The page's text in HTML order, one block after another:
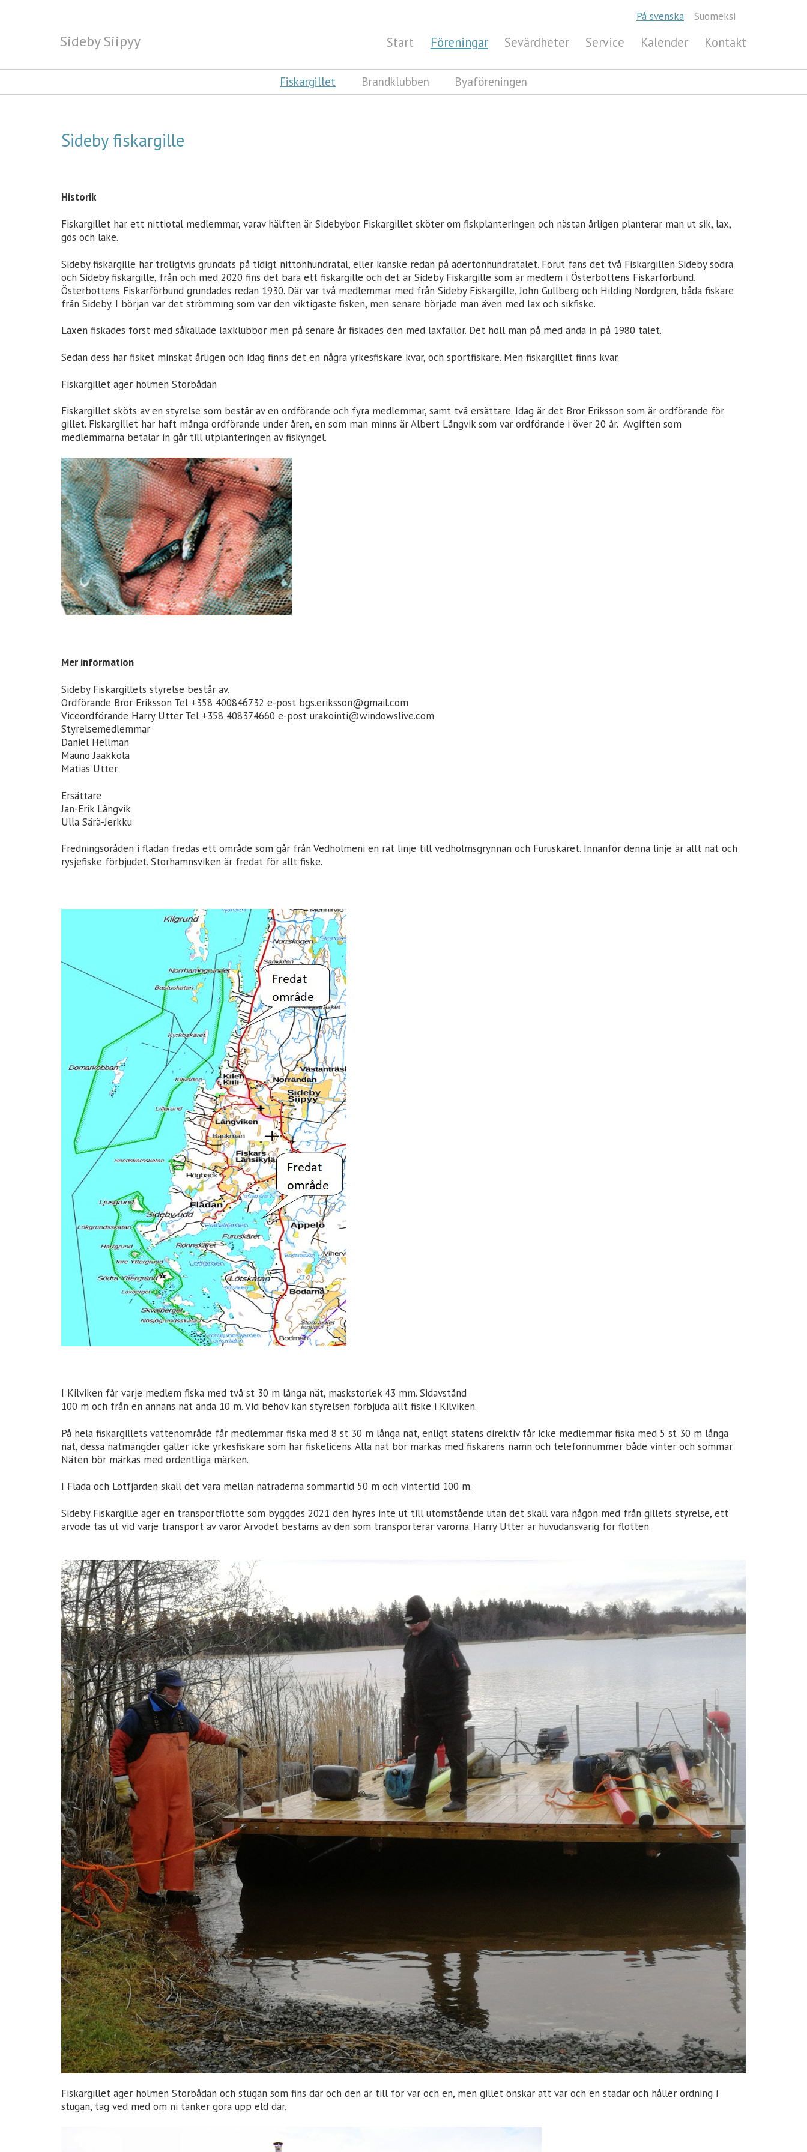
Sideby Siipyy
På svenska Suomeksi
Start Föreningar Sevärdheter Service Kalender Kontakt
Fiskargillet Brandklubben Byaföreningen
Sideby fiskargille
Historik
Fiskargillet har ett nittiotal medlemmar, varav hälften är Sidebybor. Fiskargillet sköter om fiskplanteringen och nästan årligen planterar man ut sik, lax,
gös och lake.
Sideby fiskargille har troligtvis grundats på tidigt nittonhundratal, eller kanske redan på adertonhundratalet. Förut fans det två Fiskargillen Sideby södra
och Sideby fiskargille, från och med 2020 fins det bara ett fiskargille och det är Sideby Fiskargille som är medlem i Österbottens Fiskarförbund.
Österbottens Fiskarförbund grundades redan 1930. Där var två medlemmar med från Sideby Fiskargille, John Gullberg och Hilding Nordgren, båda fiskare
från Sideby. I början var det strömming som var den viktigaste fisken, men senare började man även med lax och sikfiske.
Laxen fiskades först med såkallade laxklubbor men på senare år fiskades den med laxfällor. Det höll man på med ända in på 1980 talet.
Sedan dess har fisket minskat årligen och idag finns det en några yrkesfiskare kvar, och sportfiskare. Men fiskargillet finns kvar.
Fiskargillet äger holmen Storbådan
Fiskargillet sköts av en styrelse som består av en ordförande och fyra medlemmar, samt två ersättare. Idag är det Bror Eriksson som är ordförande för
gillet. Fiskargillet har haft många ordförande under åren, en som man minns är Albert Långvik som var ordförande i över 20 år. Avgiften som
medlemmarna betalar in går till utplanteringen av fiskyngel.
Mer information
Sideby Fiskargillets styrelse består av.
Ordförande Bror Eriksson Tel +358 400846732 e-post bgs.eriksson@gmail.com
Viceordförande Harry Utter Tel +358 408374660 e-post urakointi@windowslive.com
Styrelsemedlemmar
Daniel Hellman
Mauno Jaakkola
Matias Utter
Ersättare
Jan-Erik Långvik
Ulla Särä-Jerkku
Fredningsoråden i fladan fredas ett område som går från Vedholmeni en rät linje till vedholmsgrynnan och Furuskäret. Innanför denna linje är allt nät och
rysjefiske förbjudet. Storhamnsviken är fredat för allt fiske.
I Kilviken får varje medlem fiska med två st 30 m långa nät, maskstorlek 43 mm. Sidavstånd
100 m och från en annans nät ända 10 m. Vid behov kan styrelsen förbjuda allt fiske i Kilviken.
På hela fiskargillets vattenområde får medlemmar fiska med 8 st 30 m långa nät, enligt statens direktiv får icke medlemmar fiska med 5 st 30 m långa
nät, dessa nätmängder gäller icke yrkesfiskare som har fiskelicens. Alla nät bör märkas med fiskarens namn och telefonnummer både vinter och sommar.
Näten bör märkas med ordentliga märken.
I Flada och Lötfjärden skall det vara mellan nätraderna sommartid 50 m och vintertid 100 m.
Sideby Fiskargille äger en transportflotte som byggdes 2021 den hyres inte ut till utomstående utan det skall vara någon med från gillets styrelse, ett
arvode tas ut vid varje transport av varor. Arvodet bestäms av den som transporterar varorna. Harry Utter är huvudansvarig för flotten.
Fiskargillet äger holmen Storbådan och stugan som fins där och den är till för var och en, men gillet önskar att var och en städar och håller ordning i
stugan, tag ved med om ni tänker göra upp eld där.